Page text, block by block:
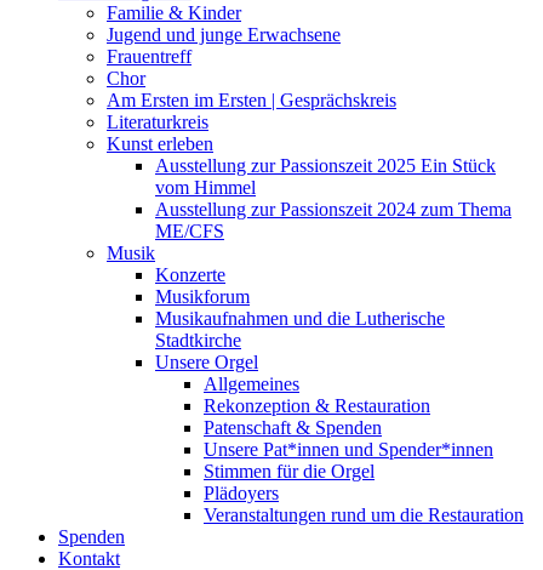
Familie & Kinder
Jugend und junge Erwachsene
Frauentreff
Chor
Am Ersten im Ersten | Gesprächskreis
Literaturkreis
Kunst erleben
Ausstellung zur Passionszeit 2025 Ein Stück
vom Himmel
Ausstellung zur Passionszeit 2024 zum Thema
ME/CFS
Musik
Konzerte
Musikforum
Musikaufnahmen und die Lutherische
Stadtkirche
Unsere Orgel
Allgemeines
Rekonzeption & Restauration
Patenschaft & Spenden
Unsere Pat*innen und Spender*innen
Stimmen für die Orgel
Plädoyers
Veranstaltungen rund um die Restauration
Spenden
Kontakt